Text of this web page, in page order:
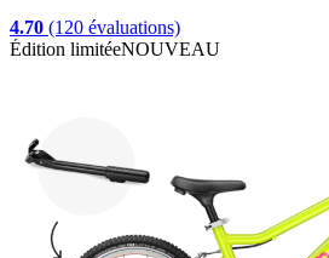
4.70 (120 évaluations)
Édition limitéeNOUVEAU